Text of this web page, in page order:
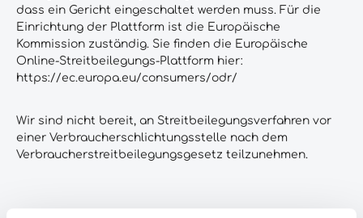
dass ein Gericht eingeschaltet werden muss. Für die
Einrichtung der Plattform ist die Europäische
Kommission zuständig. Sie finden die Europäische
Online-Streitbeilegungs-Plattform hier:
https://ec.europa.eu/consumers/odr/
Wir sind nicht bereit, an Streitbeilegungsverfahren vor
einer Verbraucherschlichtungsstelle nach dem
Verbraucherstreitbeilegungsgesetz teilzunehmen.